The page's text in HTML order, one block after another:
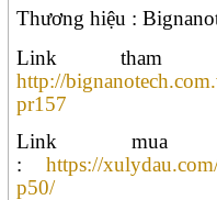
Thương hiệu :
Link tham
http://
pr157
Link
: https://
p50/